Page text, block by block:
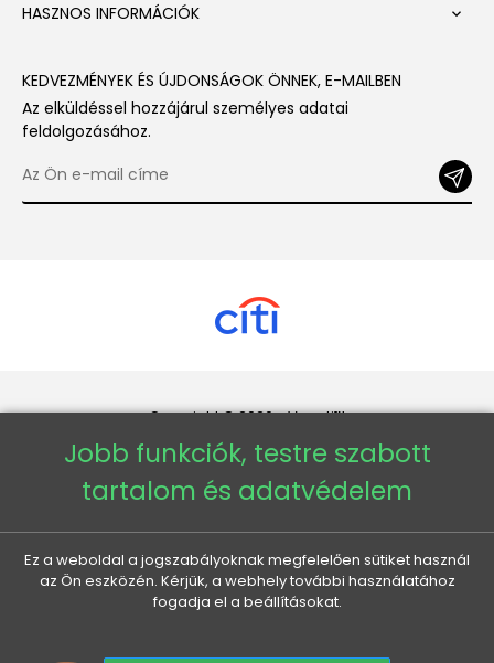
HASZNOS INFORMÁCIÓK 
KEDVEZMÉNYEK ÉS ÚJDONSÁGOK ÖNNEK, E-MAILBEN
Az elküldéssel hozzájárul személyes adatai
feldolgozásához.
Copyright © 2026 - Veneti™
Veneti HU
Veneti CZ
Veneti DE
Jobb funkciók, testre szabott
tartalom és adatvédelem
Ez a weboldal a jogszabályoknak megfelelően sütiket használ
az Ön eszközén. Kérjük, a webhely további használatához
fogadja el a beállításokat.